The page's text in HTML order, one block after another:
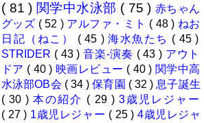
( 81 ) 関学中水泳部 ( 75 ) 赤ちゃん
グッズ ( 52 ) アルファ・ミト ( 48 ) ねお
日記（ねこ） ( 45 ) 海水魚たち ( 45 )
STRIDER ( 43 )音楽-演奏 ( 43 ) アウト
ドア ( 40 ) 映画レビュー ( 40 ) 関学中高
水泳部OB会 ( 34 )保育園 ( 32 ) 息子誕生
( 30 )本の紹介 ( 29 ) 3歳児レジャー
( 27 ) 1歳児レジャー ( 25 ) 4歳児レジャ